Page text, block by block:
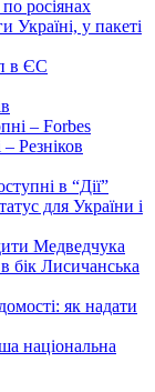
росіянах
у пакеті
в ЄС
– Forbes
Резніков
в “Дії”
для України і
Медведчука
бік Лисичанська
як надати
національна